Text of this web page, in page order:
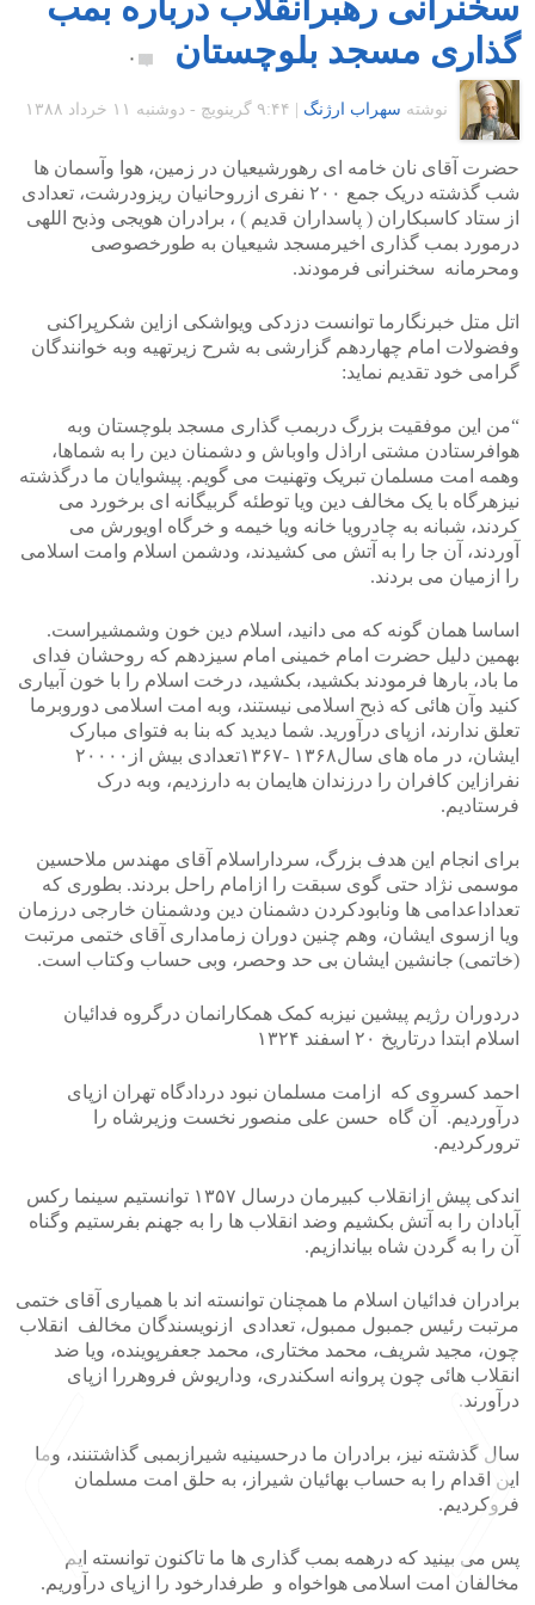
گذاری مسجد بلوچستان
۰
نوشته سهراب ارژنگ ۹:۴۴ گرينويچ - دوشنبه ۱۱ خرداد ۱۳۸۸
حضرت آقای نان خامه ای رهورشیعیان در زمین، هوا وآسمان ها
شب گذشته دریک جمع ٢٠٠ نفری ازروحانیان ریزودرشت، تعدادی
از ستاد کاسبکاران ( پاسداران قدیم ) ، برادران هویجی وذبح اللهی
درمورد بمب گذاری اخیرمسجد شیعیان به طورخصوصی
ومحرمانه سخنرانی فرمودند.
اتل متل خبرنگارما توانست دزدکی ویواشکی ازاین شکرپراکنی
وفضولات امام چهاردهم گزارشی به شرح زیرتهیه وبه خوانندگان
گرامی خود تقدیم نماید:
“من این موفقیت بزرگ دربمب گذاری مسجد بلوچستان وبه
هوافرستادن مشتی اراذل واوباش و دشمنان دین را به شماها،
وهمه امت مسلمان تبریک وتهنیت می گویم. پیشوایان ما درگذشته
نیزهرگاه با یک مخالف دین ویا توطئه گربیگانه ای برخورد می
کردند، شبانه به چادرویا خانه ویا خیمه و خرگاه اویورش می
آوردند، آن جا را به آتش می کشیدند، ودشمن اسلام وامت اسلامی
را ازمیان می بردند.
اساسا همان گونه که می دانید، اسلام دین خون وشمشیراست.
بهمین دلیل حضرت امام خمینی امام سیزدهم که روحشان فدای
ما باد، بارها فرمودند بکشید، بکشید، درخت اسلام را با خون آبیاری
کنید وآن هائی که ذبح اسلامی نیستند، وبه امت اسلامی دوروبرما
تعلق ندارند، ازپای درآورید. شما دیدید که بنا به فتوای مبارک
ایشان، در ماه های سال١٣۶٨ -١٣۶٧تعدادی بیش از٢٠٠٠٠
نفرازاین کافران را درزندان هایمان به دارزدیم، وبه درک
فرستادیم.
برای انجام این هدف بزرگ، سرداراسلام آقای مهندس ملاحسین
موسمی نژاد حتی گوی سبقت را ازامام راحل بردند. بطوری که
تعداداعدامی ها ونابودکردن دشمنان دین ودشمنان خارجی درزمان
ویا ازسوی ایشان، وهم چنین دوران زمامداری آقای ختمی مرتبت
(خاتمی) جانشین ایشان بی حد وحصر، وبی حساب وکتاب است.
دردوران رژیم پیشین نیزبه کمک همکارانمان درگروه فدائیان
اسلام ابتدا درتاریخ ٢٠ اسفند ١٣٢۴
احمد کسروی که ازامت مسلمان نبود دردادگاه تهران ازپای
درآوردیم. آن گاه حسن علی منصور نخست وزیرشاه را
ترورکردیم.
اندکی پیش ازانقلاب کبیرمان درسال ١٣۵٧ توانستیم سینما رکس
آبادان را به آتش بکشیم وضد انقلاب ها را به جهنم بفرستیم وگناه
آن را به گردن شاه بیاندازیم.
برادران فدائیان اسلام ما همچنان توانسته اند با همیاری آقای ختمی
مرتبت رئیس جمبول ممبول، تعدادی ازنویسندگان مخالف انقلاب
چون، مجید شریف، محمد مختاری، محمد جعفرپوینده، ویا ضد
انقلاب هائی چون پروانه اسکندری، وداریوش فروهررا ازپای
درآورند.
سال گذشته نیز، برادران ما درحسینیه شیرازبمبی گذاشتنند، وما
این اقدام را به حساب بهائیان شیراز، به حلق امت مسلمان
فروکردیم.
پس می بینید که درهمه بمب گذاری ها ما تاکنون توانسته ایم
مخالفان امت اسلامی هواخواه و طرفدارخود را ازپای درآوریم.